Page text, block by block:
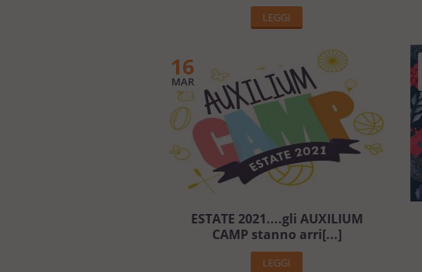
LEGGI
16
MAR
ESTATE 2021....gli AUXILIUM
CAMP stanno arri[...]
LEGGI